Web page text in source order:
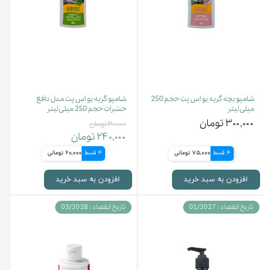
شامپو بچه گربه یو اس پت حجم 250
میلی لیتر
۳۰۰,۰۰۰ تومان
4 قسط 75,000 تومانی
افزودن به سبد خرید
شامپو گربه یو اس پت مدل دافع
حشرات حجم 250 میلی لیتر
۳۰۰,۰۰۰ تومان
۲۴۰,۰۰۰ تومان
4 قسط 60,000 تومانی
افزودن به سبد خرید
تاریخ انقضاء : 01/2027 تاریخ انقضاء : 03/2028